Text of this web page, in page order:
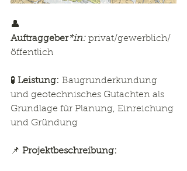
👤
Auftraggeber*in: privat/gewerblich/
öffentlich
🧪 Leistung: Baugrunderkundung
und geotechnisches Gutachten als
Grundlage für Planung, Einreichung
und Gründung
📌 Projektbeschreibung: